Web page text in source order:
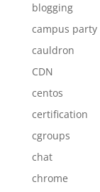
blogging
campus party
cauldron
CDN
centos
certification
cgroups
chat
chrome